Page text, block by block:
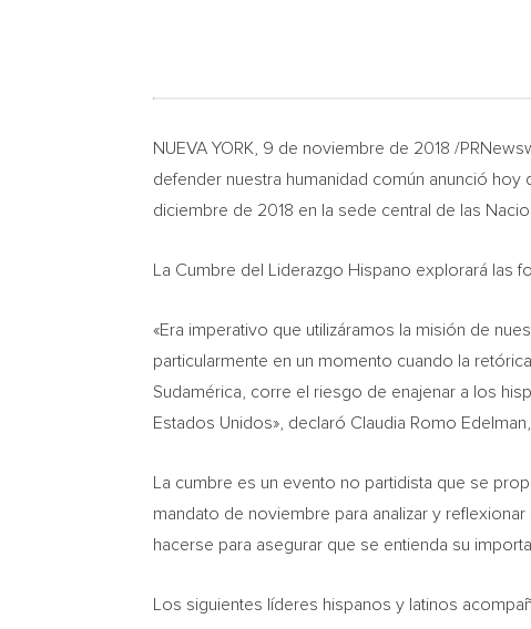
NUEVA YORK , 9 de noviembre de 2018 /
defender nuestra humanidad común anunció
diciembre de 2018 en la sede central de las
La Cumbre del Liderazgo Hispano explorará las
«Era imperativo que utilizáramos la misión de
particularmente en un momento cuando la
Sudamérica, corre el riesgo de enajenar a los
Estados Unidos», declaró Claudia Romo Edelman
La cumbre es un evento no partidista que se
mandato de noviembre para analizar y
hacerse para asegurar que se entienda su
Los siguientes líderes hispanos y latinos